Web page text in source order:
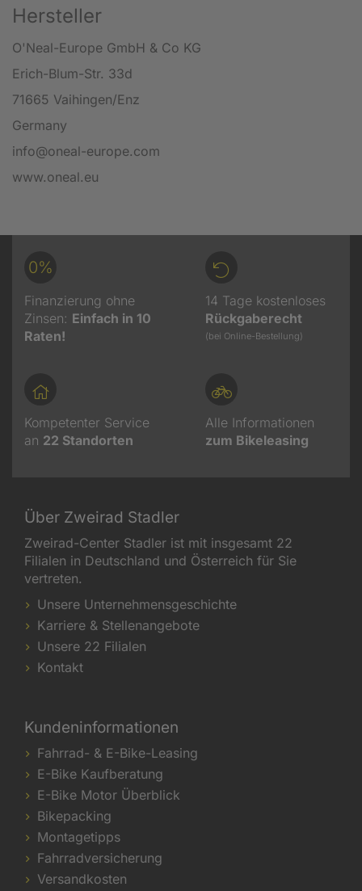
Hersteller
O'Neal-Europe GmbH & Co KG
Erich-Blum-Str. 33d
71665 Vaihingen/Enz
Germany
info@oneal-europe.com
www.oneal.eu
0%
Finanzierung ohne
Zinsen: Einfach in 10
Raten!
14 Tage kostenloses
Rückgaberecht
(bei Online-Bestellung)
Kompetenter Service
an 22 Standorten
Alle Informationen
zum Bikeleasing
Über Zweirad Stadler
Zweirad-Center Stadler ist mit insgesamt 22
Filialen in Deutschland und Österreich für Sie
vertreten.
Unsere Unternehmensgeschichte
Karriere & Stellenangebote
Unsere 22 Filialen
Kontakt
Kundeninformationen
Fahrrad- & E-Bike-Leasing
E-Bike Kaufberatung
E-Bike Motor Überblick
Bikepacking
Montagetipps
Fahrradversicherung
Versandkosten